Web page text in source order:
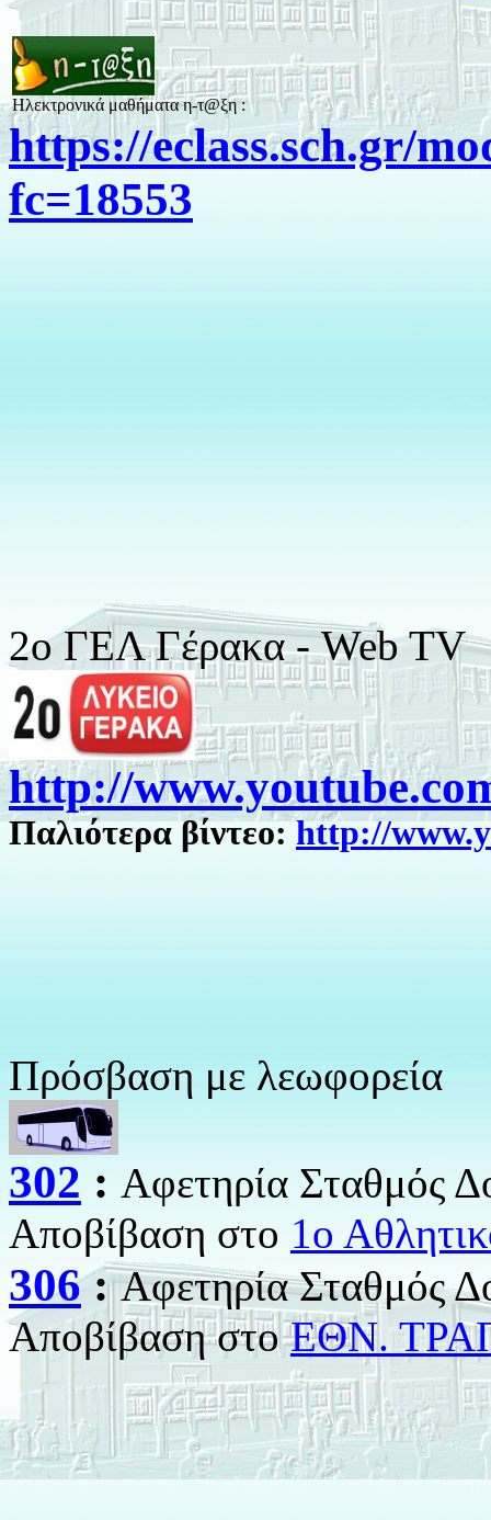
Ηλεκτρονικά μαθήματα η-τ@ξη :
https://eclass.sch.gr/
fc=18553
2o ΓΕΛ Γέρακα - Web TV
http://
Παλιότερα βίντεο:http://
Πρόσβαση με λεωφορεία
302 : Αφετηρία Σταθμός
Αποβίβαση στο 1ο
306:Αφετηρία Σταθμός
Αποβίβαση στοΕΘΝ.